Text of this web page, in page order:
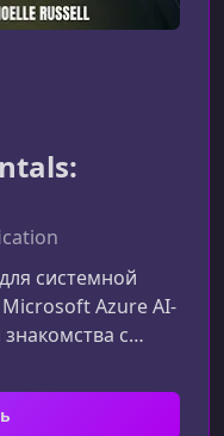
системной
Azure AI-
с
Azure. Вы
принципы